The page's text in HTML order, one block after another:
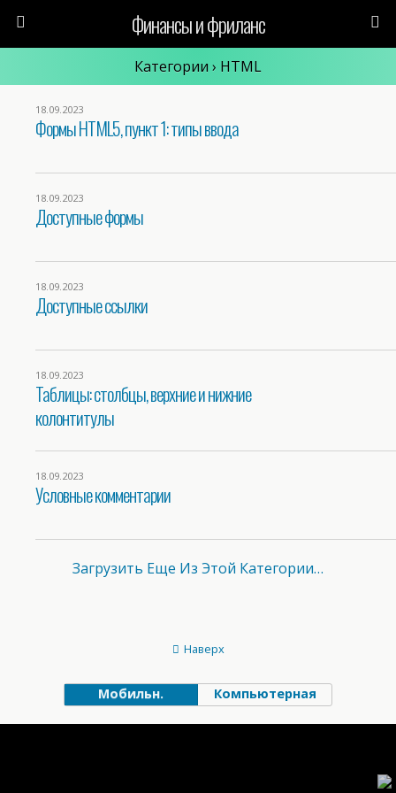
Финансы и фриланс
Категории › HTML
18.09.2023
Формы HTML5, пункт 1: типы ввода
18.09.2023
Доступные формы
18.09.2023
Доступные ссылки
18.09.2023
Таблицы: столбцы, верхние и нижние
колонтитулы
18.09.2023
Условные комментарии
Загрузить Еще Из Этой Категории…
Наверх
Мобильн. Компьютерная